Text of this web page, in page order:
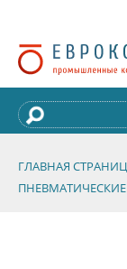
ГЛАВНАЯ
ПНЕВМАТИЧЕСКИЕ